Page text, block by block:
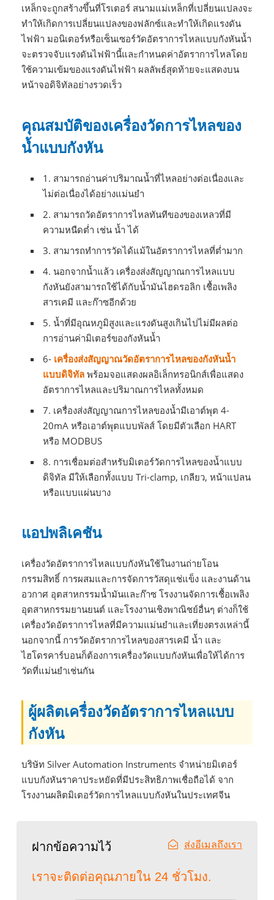
เหล็กจะถูกสร้างขึ้นที่โรเตอร์ สนามแม่เหล็กที่เปลี่ยนแปลงจะ
ทำให้เกิดการเปลี่ยนแปลงของฟลักซ์และทำให้เกิดแรงดัน
ไฟฟ้า มอนิเตอร์หรือเซ็นเซอร์วัดอัตราการไหลแบบกังหันน้ำ
จะตรวจจับแรงดันไฟฟ้านี้และกำหนดค่าอัตราการไหลโดย
ใช้ความเข้มของแรงดันไฟฟ้า ผลลัพธ์สุดท้ายจะแสดงบน
หน้าจอดิจิทัลอย่างรวดเร็ว
คุณสมบัติของเครื่องวัดการไหลของ
น้ำแบบกังหัน
1. สามารถอ่านค่าปริมาณน้ำที่ไหลอย่างต่อเนื่องและ
ไม่ต่อเนื่องได้อย่างแม่นยำ
2. สามารถวัดอัตราการไหลทันทีของของเหลวที่มี
ความหนืดต่ำ เช่น น้ำ ได้
3. สามารถทำการวัดได้แม้ในอัตราการไหลที่ต่ำมาก
4. นอกจากน้ำแล้ว เครื่องส่งสัญญาณการไหลแบบ
กังหันยังสามารถใช้ได้กับน้ำมันไฮดรอลิก เชื้อเพลิง
สารเคมี และก๊าซอีกด้วย
5. น้ำที่มีอุณหภูมิสูงและแรงดันสูงเกินไปไม่มีผลต่อ
การอ่านค่ามิเตอร์ของกังหันน้ำ
6- เครื่องส่งสัญญาณวัดอัตราการไหลของกังหันน้ำ
แบบดิจิทัล พร้อมจอแสดงผลอิเล็กทรอนิกส์เพื่อแสดง
อัตราการไหลและปริมาณการไหลทั้งหมด
7. เครื่องส่งสัญญาณการไหลของน้ำมีเอาต์พุต 4-
20mA หรือเอาต์พุตแบบพัลส์ โดยมีตัวเลือก HART
หรือ MODBUS
8. การเชื่อมต่อสำหรับมิเตอร์วัดการไหลของน้ำแบบ
ดิจิทัล มีให้เลือกทั้งแบบ Tri-clamp, เกลียว, หน้าแปลน
หรือแบบแผ่นบาง
แอปพลิเคชัน
เครื่องวัดอัตราการไหลแบบกังหันใช้ในงานถ่ายโอน
กรรมสิทธิ์ การผสมและการจัดการวัสดุแช่แข็ง และงานด้าน
อวกาศ อุตสาหกรรมน้ำมันและก๊าซ โรงงานจัดการเชื้อเพลิง
อุตสาหกรรมยานยนต์ และโรงงานเชิงพาณิชย์อื่นๆ ต่างก็ใช้
เครื่องวัดอัตราการไหลที่มีความแม่นยำและเที่ยงตรงเหล่านี้
นอกจากนี้ การวัดอัตราการไหลของสารเคมี น้ำ และ
ไฮโดรคาร์บอนก็ต้องการเครื่องวัดแบบกังหันเพื่อให้ได้การ
วัดที่แม่นยำเช่นกัน
ผู้ผลิตเครื่องวัดอัตราการไหลแบบ
กังหัน
บริษัท Silver Automation Instruments จำหน่ายมิเตอร์
แบบกังหันราคาประหยัดที่มีประสิทธิภาพเชื่อถือได้ จาก
โรงงานผลิตมิเตอร์วัดการไหลแบบกังหันในประเทศจีน
ฝากข้อความไว้ ส่งอีเมลถึงเรา
เราจะติดต่อคุณภายใน 24 ชั่วโมง.